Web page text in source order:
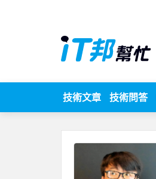
技術文章 技術問答